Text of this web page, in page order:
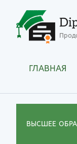
ГЛАВНАЯ
ВЫСШЕЕ